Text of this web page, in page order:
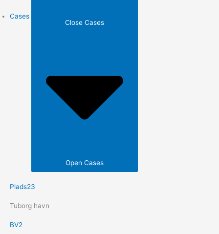
Cases
Close Cases
Open Cases
Plads23
Tuborg havn
BV2